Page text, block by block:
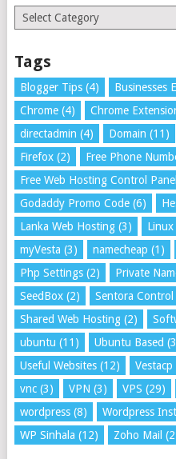
Categories
Tags
Blogger Tips(4) Businesses
Chrome(4) Chrome
directadmin (4) Domain (11)
Firefox(2) Free Phone
Free Web Hosting Control Panel
Godaddy Promo Code(6)
Lanka Web Hosting(3) Linux
myVesta (3) namecheap (1)
Php Settings(2) Private
SeedBox(2) Sentora Control
Shared Web Hosting(2)
ubuntu (11) Ubuntu Based
Useful Websites(12) Vestacp
vnc(3) VPN (3) VPS (29)
wordpress(8) Wordpress
WP Sinhala (12) Zoho Mail